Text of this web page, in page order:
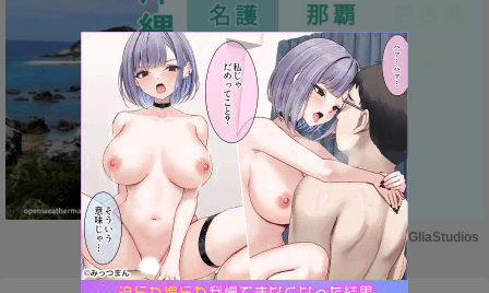
M
Powered by GliaStudios